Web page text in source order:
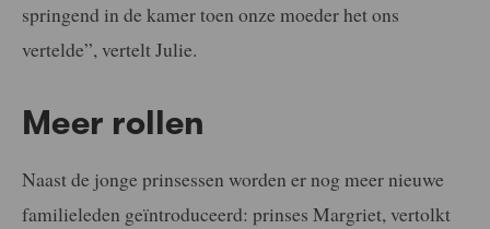
springend in de kamer toen onze moeder het ons
vertelde”, vertelt Julie.
Meer rollen
Naast de jonge prinsessen worden er nog meer nieuwe
familieleden geïntroduceerd: prinses Margriet, vertolkt